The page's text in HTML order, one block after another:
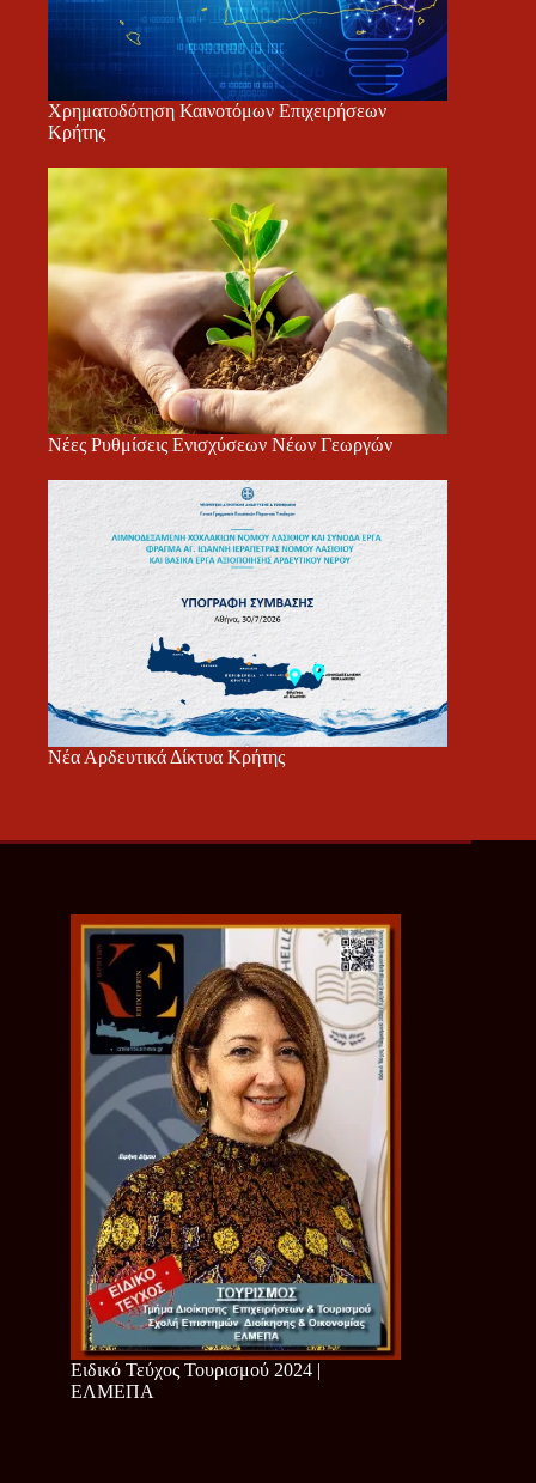
Χρηματοδότηση Καινοτόμων Επιχειρήσεων
Κρήτης
Νέες Ρυθμίσεις Ενισχύσεων Νέων Γεωργών
Νέα Αρδευτικά Δίκτυα Κρήτης
Ειδικό Τεύχος Τουρισμού 2024 |
ΕΛΜΕΠΑ